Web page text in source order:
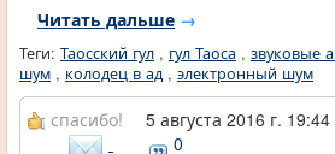
Читать дальше →
Теги: Таосский гул , гул Таоса , звуковые
шум , колодец в ад , электронный шум
спасибо! 5 августа 2016 г. 19:44
0